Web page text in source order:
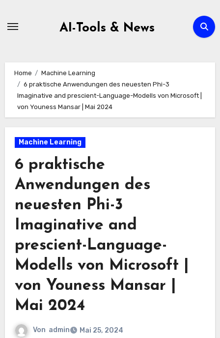
AI-Tools & News
Home
Machine Learning
6 praktische Anwendungen des neuesten Phi-3
Imaginative and prescient-Language-Modells von Microsoft |
von Youness Mansar | Mai 2024
Machine Learning
6 praktische
Anwendungen des
neuesten Phi-3
Imaginative and
prescient-Language-
Modells von Microsoft |
von Youness Mansar |
Mai 2024
Von admin
Mai 25, 2024